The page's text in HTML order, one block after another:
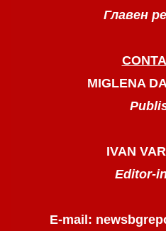
Главен
MIGLENA
IVAN
Editor-
E-mail: